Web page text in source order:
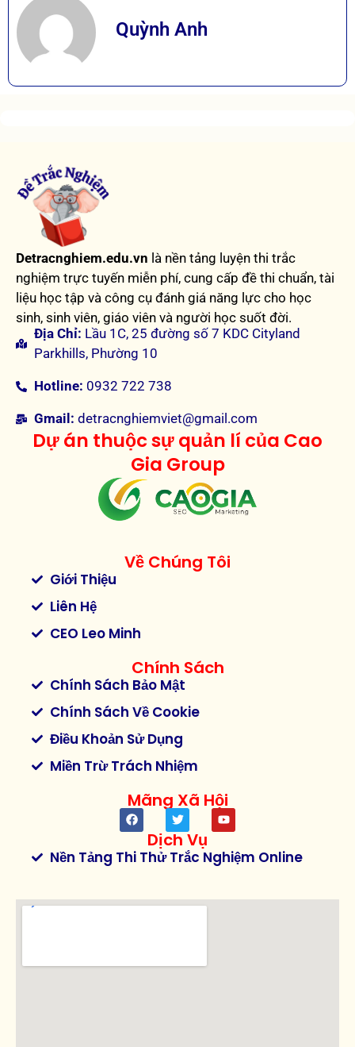
Quỳnh Anh
Detracnghiem.edu.vn là nền tảng luyện thi trắc
nghiệm trực tuyến miễn phí, cung cấp đề thi chuẩn, tài
liệu học tập và công cụ đánh giá năng lực cho học
sinh, sinh viên, giáo viên và người học suốt đời.
Địa Chỉ: Lầu 1C, 25 đường số 7 KDC Cityland
Parkhills, Phường 10
Hotline: 0932 722 738
Gmail: detracnghiemviet@gmail.com
Dự án thuộc sự quản lí của Cao
Gia Group
Về Chúng Tôi
Giới Thiệu
Liên Hệ
CEO Leo Minh
Chính Sách
Chính Sách Bảo Mật
Chính Sách Về Cookie
Điều Khoản Sử Dụng
Miền Trừ Trách Nhiệm
Mãng Xã Hội
Dịch Vụ
Nền Tảng Thi Thử Trắc Nghiệm Online